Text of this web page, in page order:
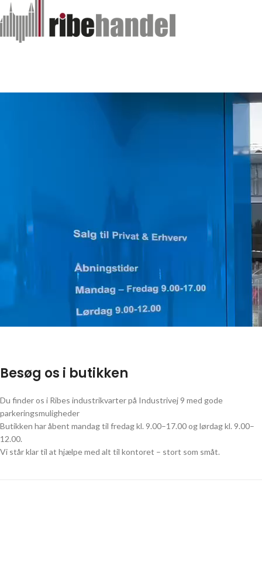
Besøg os i butikken
Du finder os i Ribes industrikvarter på Industrivej 9 med gode
parkeringsmuligheder
Butikken har åbent mandag til fredag kl. 9.00–17.00 og lørdag kl. 9.00–
12.00.
Vi står klar til at hjælpe med alt til kontoret – stort som småt.